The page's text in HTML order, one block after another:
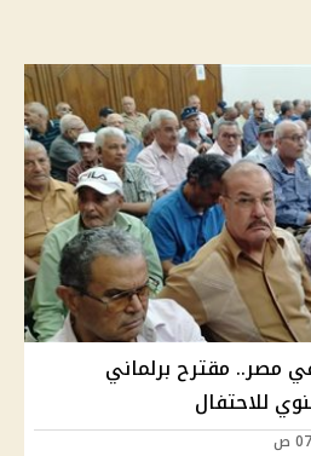
مصر.. مقترح برلماني
للاحتفال